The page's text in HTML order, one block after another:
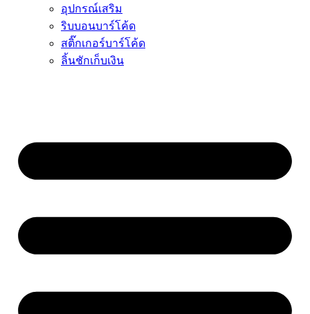
อุปกรณ์เสริม
ริบบอนบาร์โค้ด
สติ๊กเกอร์บาร์โค้ด
ลิ้นชักเก็บเงิน